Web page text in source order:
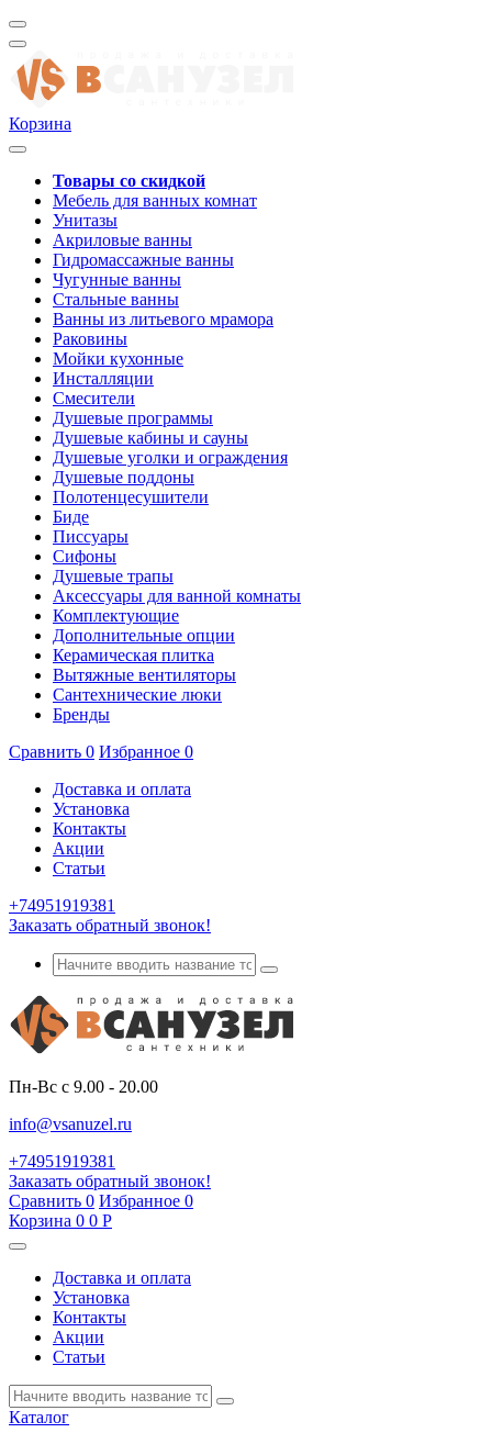
Корзина
Товары со скидкой
Мебель для ванных комнат
Унитазы
Акриловые ванны
Гидромассажные ванны
Чугунные ванны
Стальные ванны
Ванны из литьевого мрамора
Раковины
Мойки кухонные
Инсталляции
Смесители
Душевые программы
Душевые кабины и сауны
Душевые уголки и ограждения
Душевые поддоны
Полотенцесушители
Биде
Писсуары
Сифоны
Душевые трапы
Аксессуары для ванной комнаты
Комплектующие
Дополнительные опции
Керамическая плитка
Вытяжные вентиляторы
Сантехнические люки
Бренды
Сравнить 0 Избранное 0
Доставка и оплата
Установка
Контакты
Акции
Статьи
+74951919381
Заказать обратный звонок!
Пн-Вс с 9.00 - 20.00
info@vsanuzel.ru
+74951919381
Заказать обратный звонок!
Сравнить 0 Избранное 0
Корзина 0 0 Р
Доставка и оплата
Установка
Контакты
Акции
Статьи
Каталог